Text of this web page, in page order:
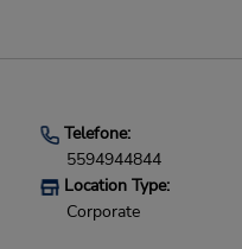
Telefone:
5594944844
Location Type:
Corporate